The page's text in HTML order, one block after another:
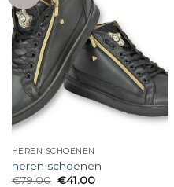
HEREN SCHOENEN
heren schoenen
€79.00 €41.00